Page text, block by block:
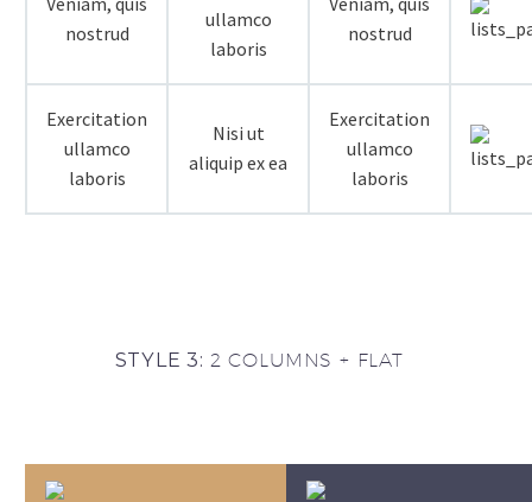
nostrud
ullamco
laboris
nostrud
Exercitation
ullamco
laboris
Nisi ut
aliquip ex ea
Exercitation
ullamco
laboris
STYLE 3: 2 COLUMNS + FLAT